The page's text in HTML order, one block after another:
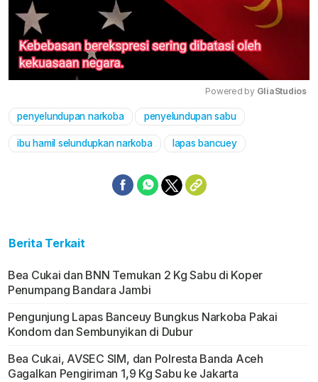
Powered by GliaStudios
penyelundupan narkoba penyelundupan sabu
ibu hamil selundupkan narkoba lapas bancuey
Berita Terkait
Bea Cukai dan BNN Temukan 2 Kg Sabu di Koper
Penumpang Bandara Jambi
Pengunjung Lapas Banceuy Bungkus Narkoba Pakai
Kondom dan Sembunyikan di Dubur
Bea Cukai, AVSEC SIM, dan Polresta Banda Aceh
Gagalkan Pengiriman 1,9 Kg Sabu ke Jakarta